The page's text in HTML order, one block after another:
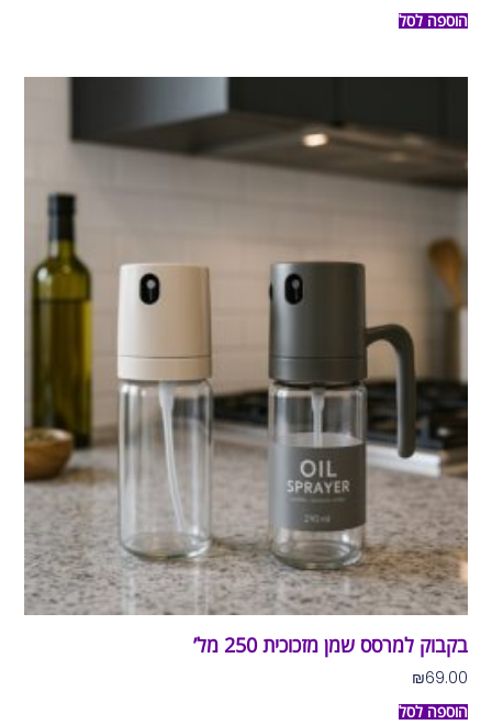
הוספה לסל
בקבוק למרסס שמן מזכוכית 250 מל’
₪69.00
הוספה לסל